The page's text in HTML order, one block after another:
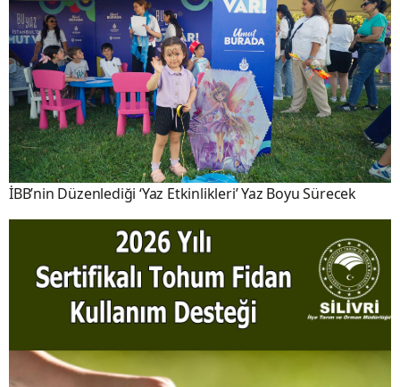
İBB’nin Düzenlediği ‘Yaz Etkinlikleri’ Yaz Boyu Sürecek